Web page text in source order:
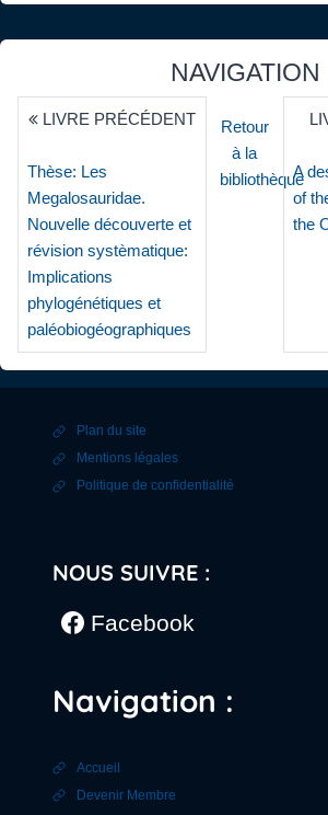
NAVIGATION
LIVRE PRÉCÉDENT
Thèse: Les
Megalosauridae.
Nouvelle découverte et
révision systèmatique:
Implications
phylogénétiques et
paléobiogéographiques
Retour
à la
bibliothèque
A
of
the
Plan du site
Mentions légales
Politique de confidentialité
NOUS SUIVRE :
Facebook
Navigation :
Accueil
Devenir Membre